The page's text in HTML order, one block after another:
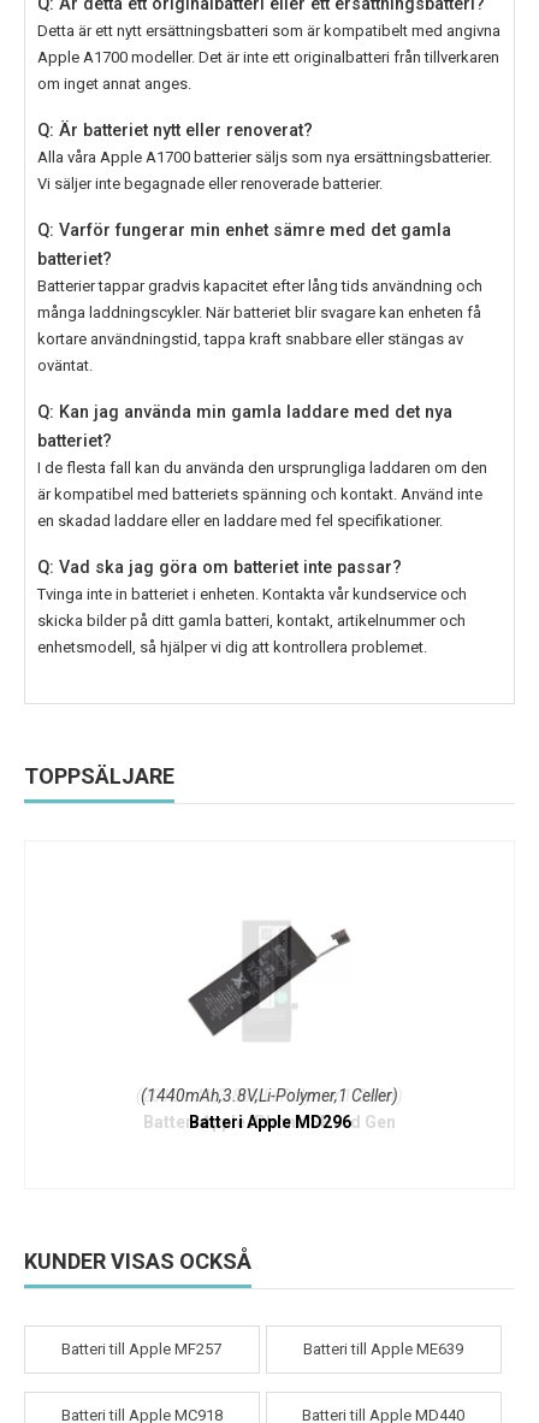
Q: Är detta ett originalbatteri eller ett ersättningsbatteri?
Detta är ett nytt ersättningsbatteri som är kompatibelt med angivna
Apple A1700 modeller. Det är inte ett originalbatteri från tillverkaren
om inget annat anges.
Q: Är batteriet nytt eller renoverat?
Alla våra Apple A1700 batterier säljs som nya ersättningsbatterier.
Vi säljer inte begagnade eller renoverade batterier.
Q: Varför fungerar min enhet sämre med det gamla
batteriet?
Batterier tappar gradvis kapacitet efter lång tids användning och
många laddningscykler. När batteriet blir svagare kan enheten få
kortare användningstid, tappa kraft snabbare eller stängas av
oväntat.
Q: Kan jag använda min gamla laddare med det nya
batteriet?
I de flesta fall kan du använda den ursprungliga laddaren om den
är kompatibel med batteriets spänning och kontakt. Använd inte
en skadad laddare eller en laddare med fel specifikationer.
Q: Vad ska jag göra om batteriet inte passar?
Tvinga inte in batteriet i enheten. Kontakta vår kundservice och
skicka bilder på ditt gamla batteri, kontakt, artikelnummer och
enhetsmodell, så hjälper vi dig att kontrollera problemet.
TOPPSÄLJARE
(1440mAh,3.8V,Li-Polymer,1 Celler)
Batteri Apple MD296
KUNDER VISAS OCKSÅ
Batteri till Apple MF257 Batteri till Apple ME639
Batteri till Apple MC918 Batteri till Apple MD440